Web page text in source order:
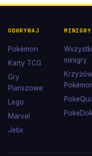
ODKRYWAJ
Pokémon
Karty TCG
Gry
Planszowe
Lego
Marvel
Jetix
MINIGRY
minigry